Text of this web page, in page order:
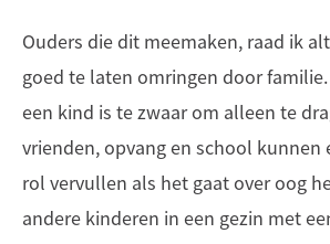
Ouders die dit meemaken, raad ik
goed te laten omringen door
een kind is te zwaar om alleen te
vrienden, opvang en school kunnen
rol vervullen als het gaat over oog
andere kinderen in een gezin met